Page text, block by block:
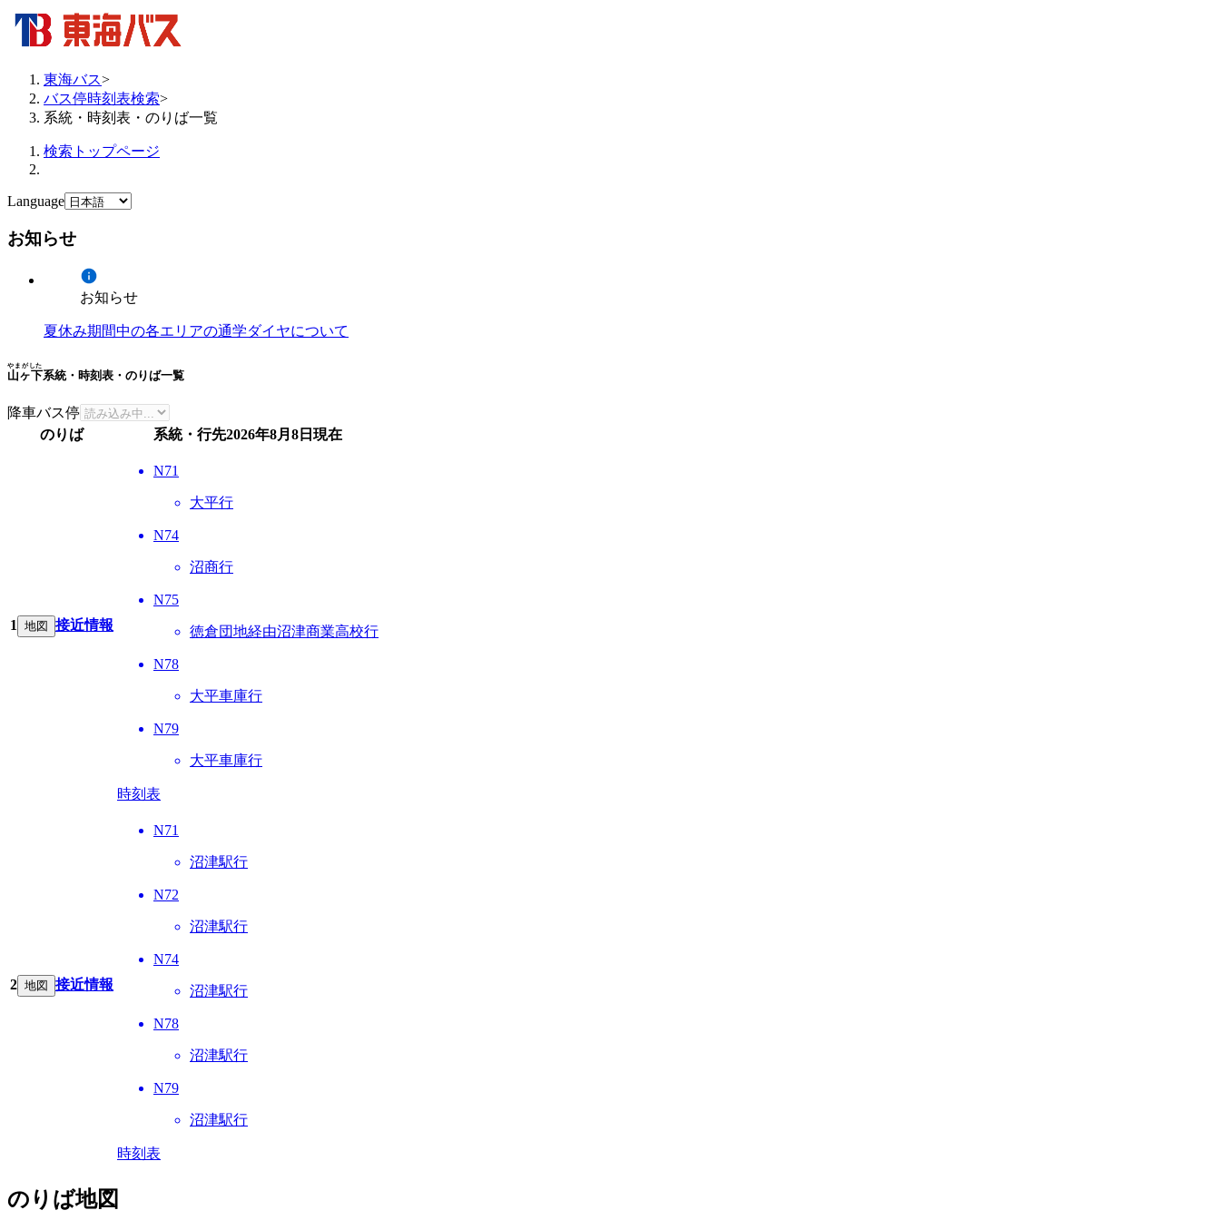
東海バス>
バス停時刻表検索>
系統・時刻表・のりば一覧
検索トップページ
Language
お知らせ
お知らせ
夏休み期間中の各エリアの通学ダイヤについて
山ヶ下
やまがした
系統・時刻表・のりば一覧
降車バス停
のりば
系統・行先2026年8月8日 現在
1 地図 接近情報
N71
大平行
N74
沼商行
N75
徳倉団地経由沼津商業高校行
N78
大平車庫行
N79
大平車庫行
時刻表
2 地図 接近情報
N71
沼津駅行
N72
沼津駅行
N74
沼津駅行
N78
沼津駅行
N79
沼津駅行
時刻表
のりば地図